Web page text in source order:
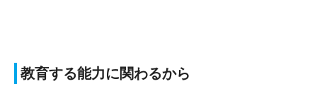
教育する能力に関わるから